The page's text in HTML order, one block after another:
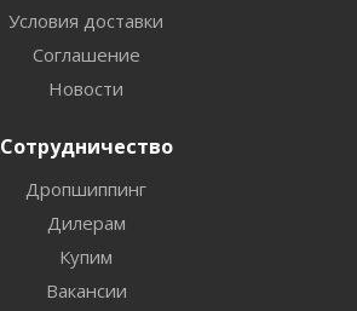
Условия доставки
Соглашение
Новости
Сотрудничество
Дропшиппинг
Дилерам
Купим
Вакансии